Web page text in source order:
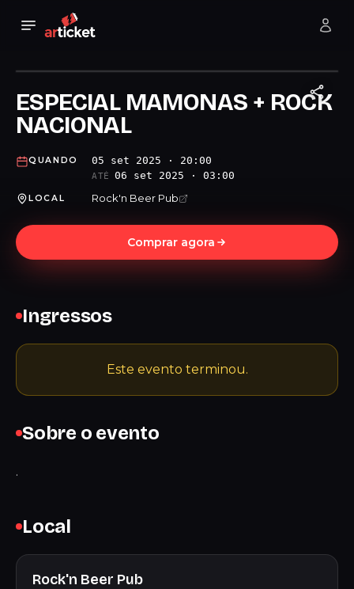
ESPECIAL MAMONAS + ROCK
NACIONAL
QUANDO 05 set 2025 · 20:00
ATÉ 06 set 2025 · 03:00
LOCAL Rock'n Beer Pub
Comprar agora
Sobre o evento
.
Local
Rock'n Beer Pub
Ingressos
Este evento terminou.